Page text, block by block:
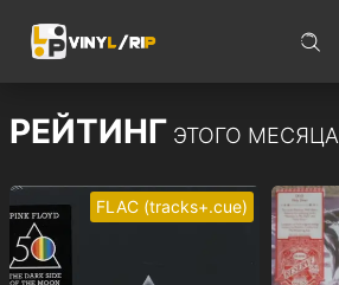
РЕЙТИНГ ЭТОГО МЕСЯЦА
FLAC (tracks+.cue)